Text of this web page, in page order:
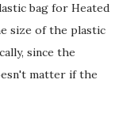
bag for Heated
size of the plastic
since the
matter if the